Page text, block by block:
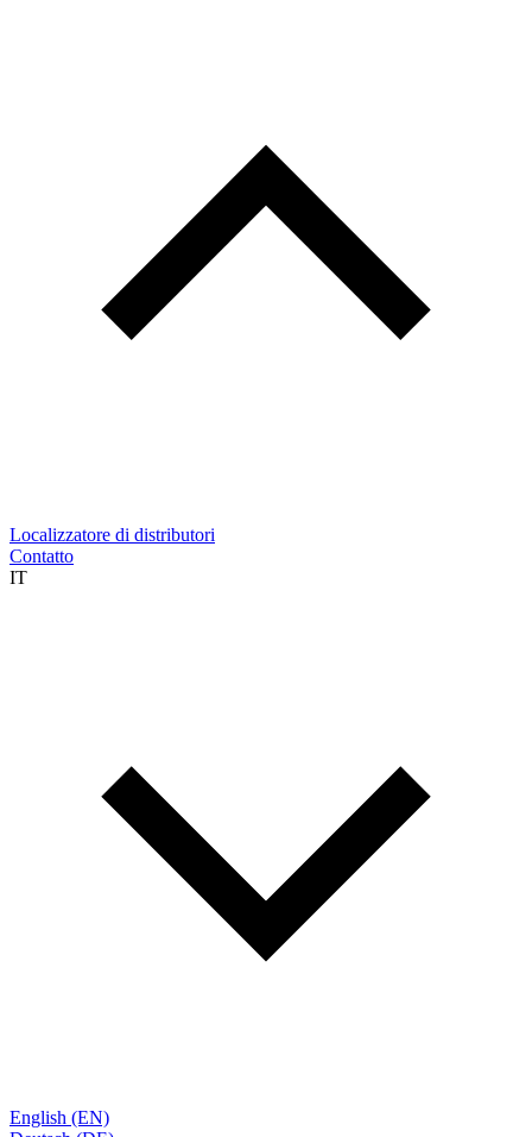
Localizzatore di distributori
Contatto
IT
English (EN)